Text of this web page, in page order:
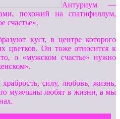
Антуриум —
похожий на спатифиллум,
счастье».
куст, в центре которого
цветков. Он тоже относится к
о «мужском счастье» нужно
силу, любовь, жизнь,
мужчины любят в жизни, а мы